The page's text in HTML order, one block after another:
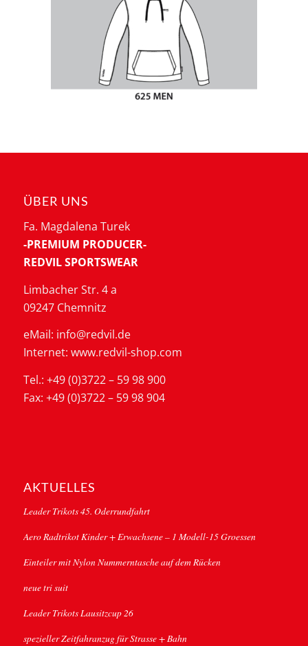
ÜBER UNS
Fa. Magdalena Turek
-PREMIUM PRODUCER-
REDVIL SPORTSWEAR
Limbacher Str. 4 a
09247 Chemnitz
eMail: info@redvil.de
Internet: www.redvil-shop.com
Tel.: +49 (0)3722 – 59 98 900
Fax: +49 (0)3722 – 59 98 904
AKTUELLES
Leader Trikots 45. Oderrundfahrt
Aero Radtrikot Kinder + Erwachsene – 1 Modell-15 Groessen
Einteiler mit Nylon Nummerntasche auf dem Rücken
neue tri suit
Leader Trikots Lausitzcup 26
spezieller Zeitfahranzug für Strasse + Bahn